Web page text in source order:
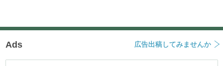
Ads 広告出稿してみませんか